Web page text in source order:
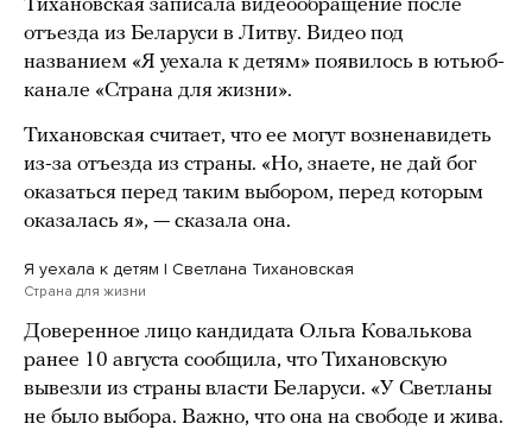
Тихановская записала видеообращение после
отъезда из Беларуси в Литву. Видео под
названием «Я уехала к детям» появилось в ютьюб-
канале «Страна для жизни».
Тихановская считает, что ее могут возненавидеть
из-за отъезда из страны. «Но, знаете, не дай бог
оказаться перед таким выбором, перед которым
оказалась я», — сказала она.
Я уехала к детям | Светлана Тихановская
Страна для жизни
Доверенное лицо кандидата Ольга Ковалькова
ранее 10 августа сообщила, что Тихановскую
вывезли из страны власти Беларуси. «У Светланы
не было выбора. Важно, что она на свободе и жива.